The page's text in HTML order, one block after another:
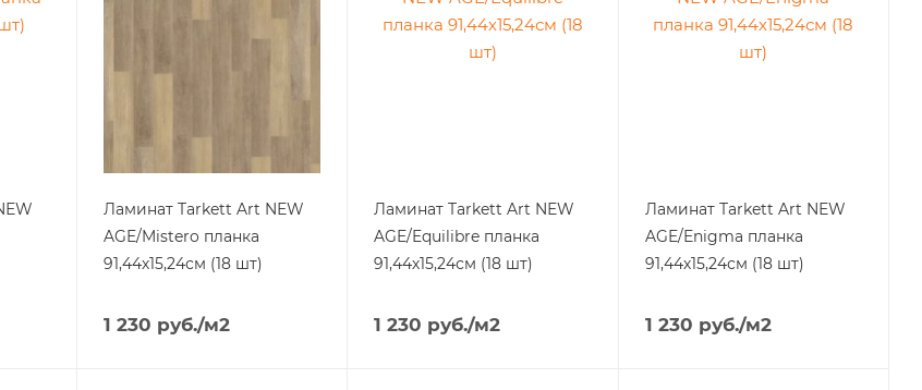
Ламинат Tarkett Art NЕW
AGE/Mistero планка
91,44х15,24см (18 шт)
1 230 руб./м2
Ламинат Tarkett Art NЕW
AGE/Equilibre планка
91,44х15,24см (18 шт)
1 230 руб./м2
Ламинат Tarkett Art NЕW
AGE/Enigma планка
91,44х15,24см (18 шт)
1 230 руб./м2